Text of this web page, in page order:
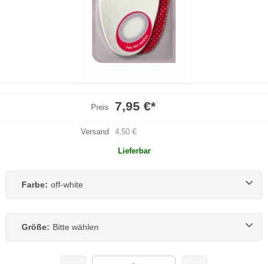
Preis 7,95 €*
Versand 4,50 €
Lieferbar
Farbe: off-white
Größe: Bitte wählen